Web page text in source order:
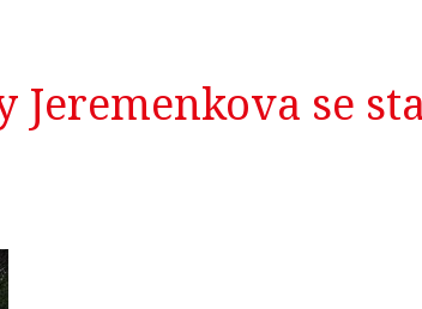
Jeremenkova se